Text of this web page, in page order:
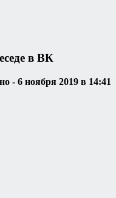
в ВК
- 6 ноября 2019 в 14:41